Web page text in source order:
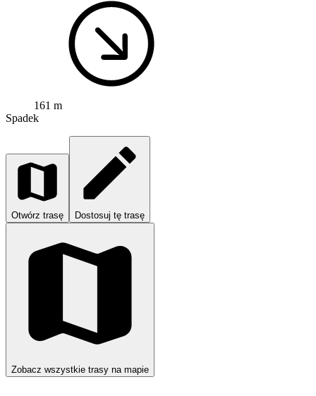
161 m
Spadek
Otwórz trasę Dostosuj tę trasę
Zobacz wszystkie trasy na mapie